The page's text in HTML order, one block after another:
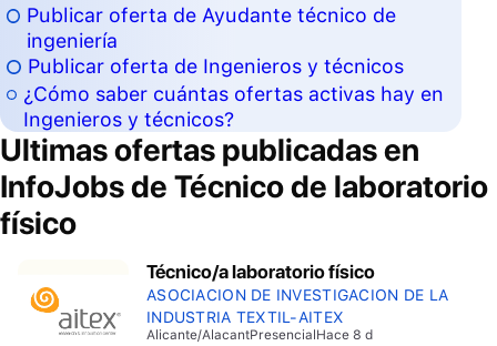
Publicar oferta de Ayudante técnico de
ingeniería
Publicar oferta de Ingenieros y técnicos
¿Cómo saber cuántas ofertas activas hay en
Ingenieros y técnicos?
Ultimas ofertas publicadas en
InfoJobs de Técnico de laboratorio
físico
Técnico/a laboratorio físico
ASOCIACION DE INVESTIGACION DE LA
INDUSTRIA TEXTIL-AITEX
Alicante/AlacantPresencialHace 8 d